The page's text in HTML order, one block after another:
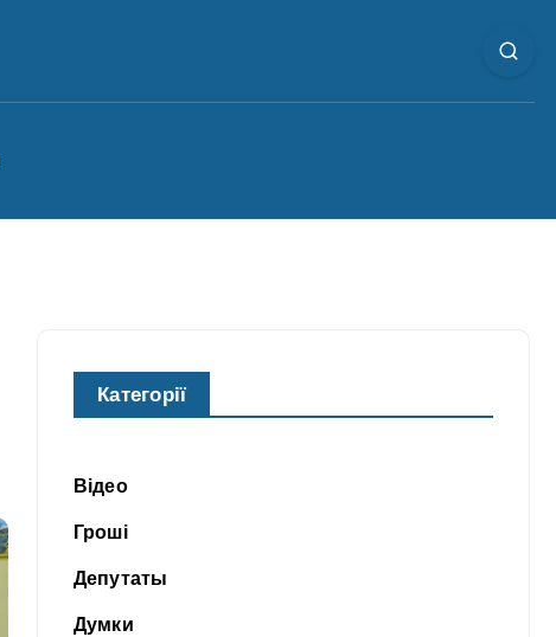
Категорії
Відео
Гроші
Депутаты
Думки